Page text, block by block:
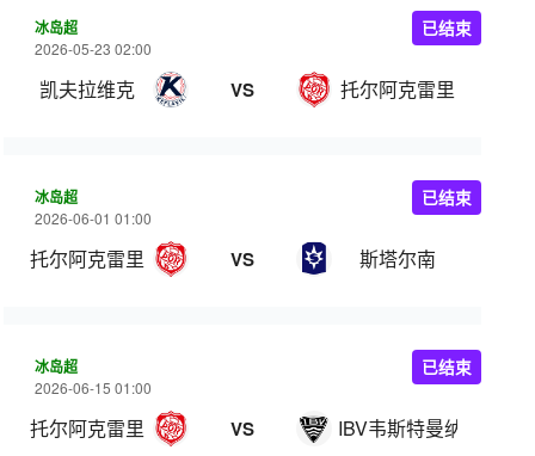
冰岛超
2026-05-23 02:00
凯夫拉维克 VS 托尔阿克雷里
已结束
冰岛超
2026-06-01 01:00
托尔阿克雷里 VS 斯塔尔南
已结束
冰岛超
2026-06-15 01:00
托尔阿克雷里 VS IBV韦斯特曼纳
已结束